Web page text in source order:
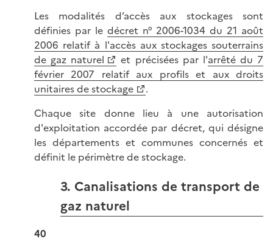
Les modalités d’accès aux stockages sont
définies par le décret n° 2006-1034 du 21 août
2006 relatif à l'accès aux stockages souterrains
de gaz naturel
et précisées par l'arrêté du 7
février 2007 relatif aux profils et aux droits
unitaires de stockage
.
Chaque site donne lieu à une autorisation
d'exploitation accordée par décret, qui désigne
les départements et communes concernés et
définit le périmètre de stockage.
3. Canalisations de transport de
gaz naturel
40